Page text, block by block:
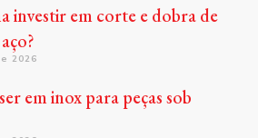
investir em corte e dobra de
2026
em inox para peças sob